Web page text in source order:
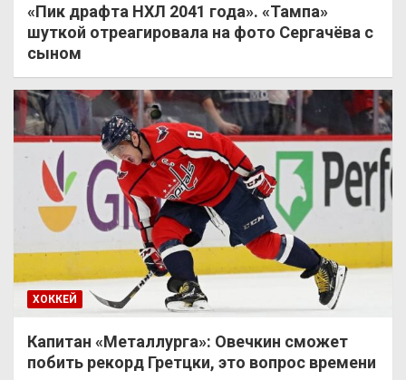
«Пик драфта НХЛ 2041 года». «Тампа»
шуткой отреагировала на фото Сергачёва с
сыном
ХОККЕЙ
Капитан «Металлурга»: Овечкин сможет
побить рекорд Гретцки, это вопрос времени